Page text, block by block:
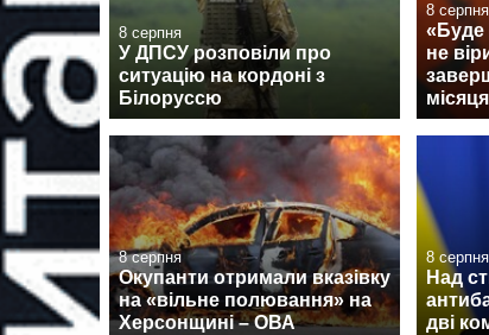
8 серпня
У ДПСУ розповіли про
ситуацію на кордоні з
Білоруссю
8 серпня
«Буде
не
8 серпня
Окупанти отримали вказівку
на «вільне полювання» на
Херсонщині – ОВА
8 серпня
Над
дві